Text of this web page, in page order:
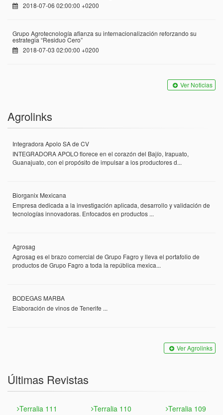
2018-07-06 02:00:00 +0200
Grupo Agrotecnología afianza su internacionalización reforzando su
estrategia “Residuo Cero”
2018-07-03 02:00:00 +0200
Ver Noticias
Agrolinks
Integradora Apolo SA de CV
INTEGRADORA APOLO florece en el corazón del Bajío, Irapuato,
Guanajuato, con el propósito de impulsar a los productores d...
Biorganix Mexicana
Empresa dedicada a la investigación aplicada, desarrollo y validación de
tecnologías innovadoras. Enfocados en productos ...
Agrosag
Agrosag es el brazo comercial de Grupo Fagro y lleva el portafolio de
productos de Grupo Fagro a toda la república mexica...
BODEGAS MARBA
Elaboración de vinos de Tenerife ...
Ver Agrolinks
Últimas Revistas
Terralia 111 Terralia 110 Terralia 109